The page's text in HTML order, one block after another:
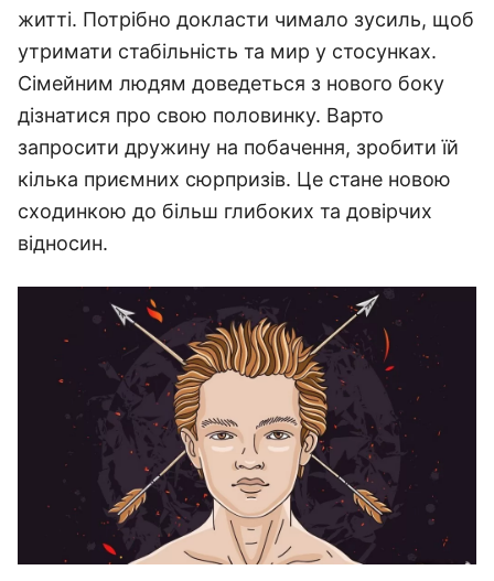
житті. Потрібно докласти чимало зусиль, щоб
утримати стабільність та мир у стосунках.
Сімейним людям доведеться з нового боку
дізнатися про свою половинку. Варто
запросити дружину на побачення, зробити їй
кілька приємних сюрпризів. Це стане новою
сходинкою до більш глибоких та довірчих
відносин.